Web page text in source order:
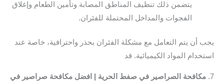
يتضمن ذلك تنظيف المناطق المصابة وتأمين الطعام وإغلاق
الفجوات والمداخل المحتملة للفئران.
يجب أن يتم التعامل مع مشكلة الفئران بحذر واحترافية، خاصة عند
استخدام المواد الكيميائية. قد
7. مكافحة الصراصير في صفط الحرية | افضل مكافحة صراصير في